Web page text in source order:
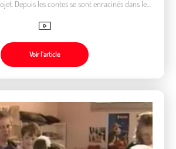
Depuis les contes se sont enracinés dans les
écoles...
Voir l’article